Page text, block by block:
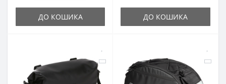
ДО КОШИКА ДО КОШИКА